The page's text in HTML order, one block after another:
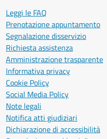
Leggi le FAQ
Prenotazione appuntamento
Segnalazione disservizio
Richiesta assistenza
Amministrazione trasparente
Informativa privacy
Cookie Policy
Social Media Policy
Note legali
Notifica atti giudiziari
Dichiarazione di accessibilità